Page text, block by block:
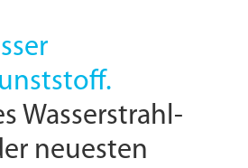
Wasserstrahl­
neuesten